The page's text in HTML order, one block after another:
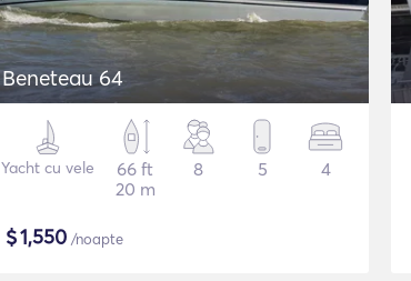
Beneteau 64
Yacht cu vele
66 ft
20 m
8 5 4
$1,550 /noapte